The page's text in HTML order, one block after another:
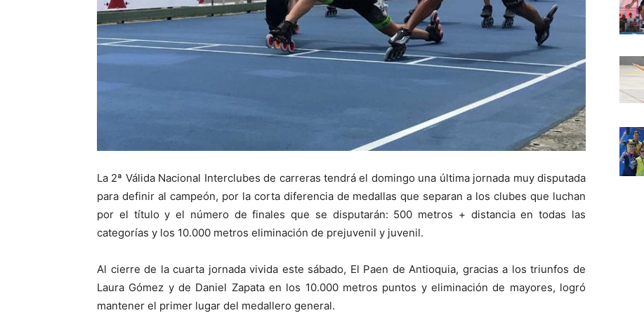
La 2ª Válida Nacional Interclubes de carreras tendrá el domingo una última jornada muy disputada
para definir al campeón, por la corta diferencia de medallas que separan a los clubes que luchan
por el título y el número de finales que se disputarán: 500 metros + distancia en todas las
categorías y los 10.000 metros eliminación de prejuvenil y juvenil.
Al cierre de la cuarta jornada vivida este sábado, El Paen de Antioquia, gracias a los triunfos de
Laura Gómez y de Daniel Zapata en los 10.000 metros puntos y eliminación de mayores, logró
mantener el primer lugar del medallero general.